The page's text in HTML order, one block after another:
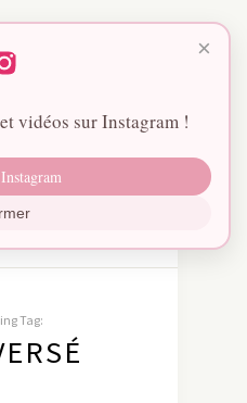
Tag:
×
vidéos sur Instagram !